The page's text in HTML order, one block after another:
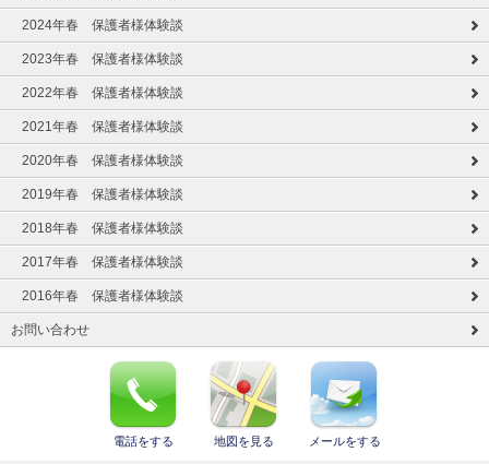
2024年春 保護者様体験談
2023年春 保護者様体験談
2022年春 保護者様体験談
2021年春 保護者様体験談
2020年春 保護者様体験談
2019年春 保護者様体験談
2018年春 保護者様体験談
2017年春 保護者様体験談
2016年春 保護者様体験談
お問い合わせ
電話をする 地図を見る メールをする